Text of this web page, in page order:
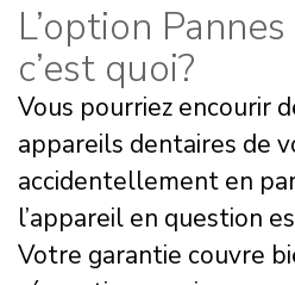
L’option
c’est quoi?
Vous pourriez encourir
appareils dentaires de
accidentellement en
l’appareil en question
Votre garantie couvre